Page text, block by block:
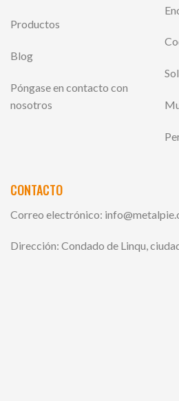
Productos
Blog
Póngase en contacto con
nosotros
CONTACTO
Correo electrónico:
Dirección: Condado de Linqu,